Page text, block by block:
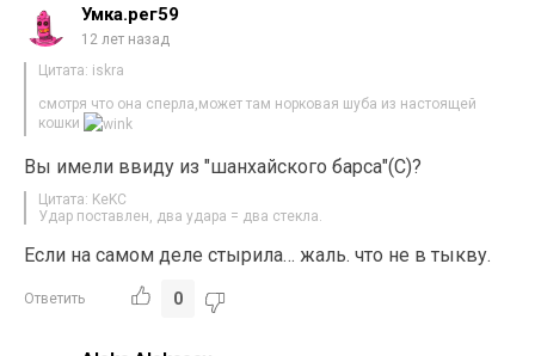
Умка.рег59
12 лет назад
Цитата: iskra
смотря что она сперла,может там норковая шуба из настоящей
кошки
Вы имели ввиду из "шанхайского барса"(С)?
Цитата: KeKC
Удар поставлен, два удара = два стекла.
Если на самом деле стырила… жаль. что не в тыкву.
Ответить 0